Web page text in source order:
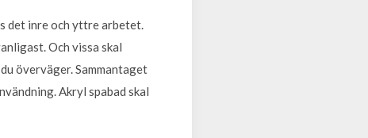
det inre och yttre arbetet.
Och vissa skal
överväger. Sammantaget
Akryl spabad skal